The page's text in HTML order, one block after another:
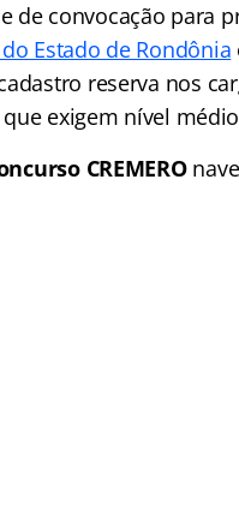
de convocação para
Estado de Rondônia
reserva nos
exigem nível
CREMERO